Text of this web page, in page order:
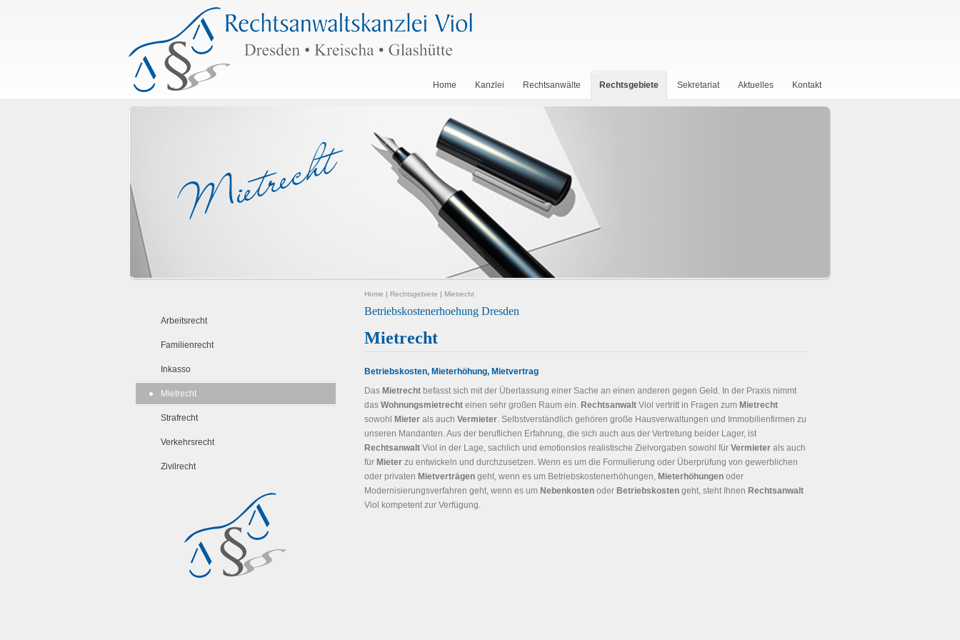
Home Kanzlei Rechtsanwälte Rechtsgebiete Sekretariat Aktuelles Kontakt
Arbeitsrecht
Familienrecht
Inkasso
Mietrecht
Strafrecht
Verkehrsrecht
Zivilrecht
Home | Rechtsgebiete | Mietrecht
Betriebskostenerhoehung Dresden
Mietrecht
Betriebskosten, Mieterhöhung, Mietvertrag
Das Mietrecht befasst sich mit der Überlassung einer Sache an einen anderen gegen Geld. In der Praxis nimmt
das Wohnungsmietrecht einen sehr großen Raum ein. Rechtsanwalt Viol vertritt in Fragen zum Mietrecht
sowohl
Mieter als auch Vermieter. Selbstverständlich gehören große Hausverwaltungen und Immobilienfirmen zu
unseren Mandanten. Aus der beruflichen Erfahrung, die sich auch aus der Vertretung beider Lager, ist
Rechtsanwalt Viol in der Lage, sachlich und emotionslos realistische Zielvorgaben sowohl für Vermieter als auch
für Mieter zu entwickeln und durchzusetzen. Wenn es um die Formulierung oder Überprüfung von gewerblichen
oder privaten Mietverträgen geht, wenn es um Betriebskostenerhöhungen, Mieterhöhungen oder
Modernisierungsverfahren geht, wenn es um Nebenkosten oder Betriebskosten geht, steht Ihnen Rechtsanwalt
Viol kompetent zur Verfügung.